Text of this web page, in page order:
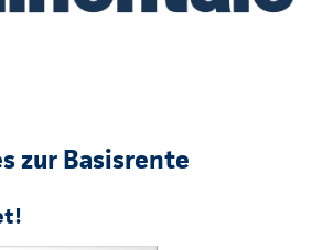
zur Basisrente